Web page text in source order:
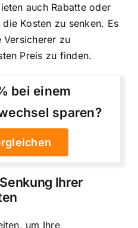
auch Rabatte oder
Kosten zu senken. Es
Versicherer zu
Preis zu finden.
bei einem
sparen?
Ihrer
um Ihre